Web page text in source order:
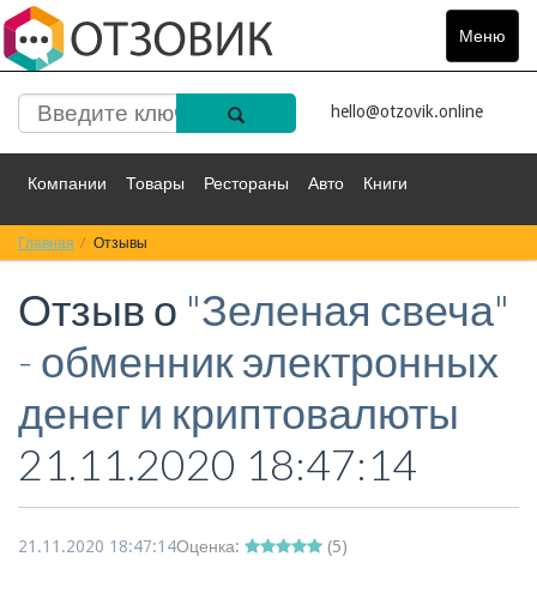
Меню
Toggle
hello@otzovik.online
Компании Товары Рестораны Авто Книги
Спорт Фильмы
Красота Здоровье Остальное
Главная Отзывы
Отзыв о "Зеленая свеча"
- обменник электронных
денег и криптовалюты
21.11.2020 18:47:14
21.11.2020 18:47:14Оценка: (5)